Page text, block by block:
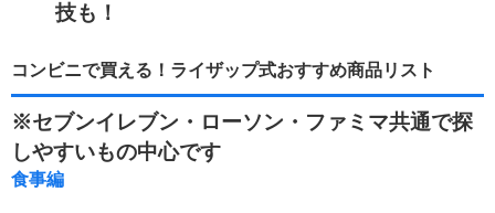
技も！
コンビニで買える！ライザップ式おすすめ商品リスト
※セブンイレブン・ローソン・ファミマ共通で探
しやすいもの中心です
食事編